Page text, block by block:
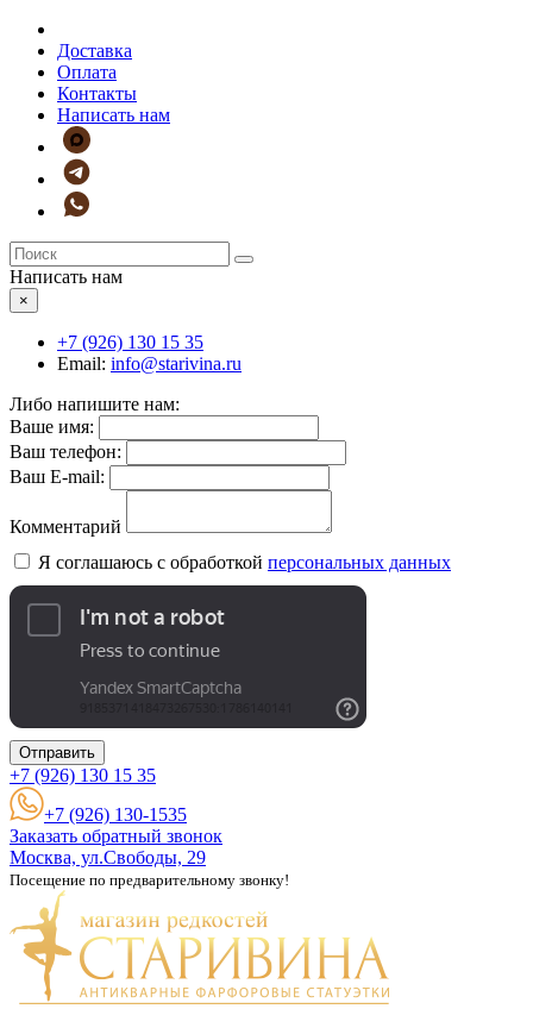
Доставка
Оплата
Контакты
Написать нам
Написать нам
×
+7 (926) 130 15 35
Email: info@starivina.ru
Либо напишите нам:
Ваше имя:
Ваш телефон:
Ваш E-mail:
Комментарий
Я соглашаюсь с обработкой персональных данных
Отправить
+7 (926) 130 15 35
+7 (926) 130-1535
Заказать обратный звонок
Москва, ул.Свободы, 29
Посещение по предварительному звонку!